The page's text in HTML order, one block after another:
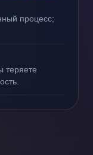
процесс;
теряете